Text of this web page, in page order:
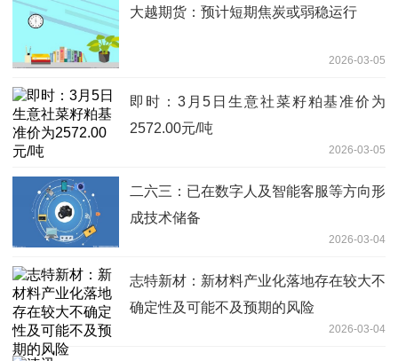
大越期货：预计短期焦炭或弱稳运行
2026-03-05
即时：3月5日生意社菜籽粕基准价为
2572.00元/吨
2026-03-05
二六三：已在数字人及智能客服等方向形
成技术储备
2026-03-04
志特新材：新材料产业化落地存在较大不
确定性及可能不及预期的风险
2026-03-04